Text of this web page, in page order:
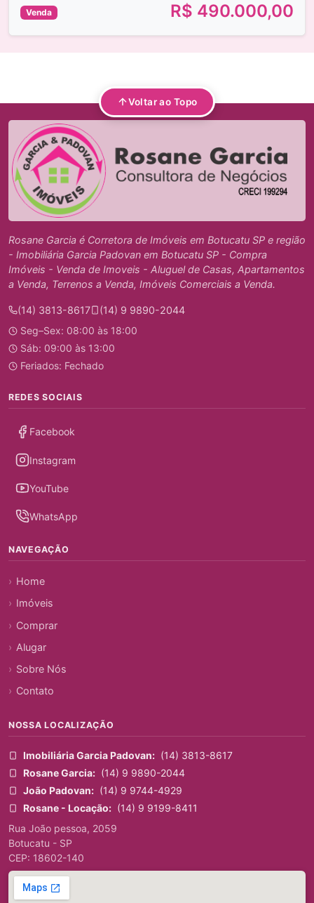
Venda R$ 490.000,00
Voltar ao Topo
Rosane Garcia é Corretora de Imóveis em Botucatu SP e região
- Imobiliária Garcia Padovan em Botucatu SP - Compra
Imóveis - Venda de Imoveis - Aluguel de Casas, Apartamentos
a Venda, Terrenos a Venda, Imóveis Comerciais a Venda.
(14) 3813-8617
(14) 9 9890-2044
Seg–Sex: 08:00 às 18:00
Sáb: 09:00 às 13:00
Feriados: Fechado
REDES SOCIAIS
Facebook
Instagram
YouTube
WhatsApp
NAVEGAÇÃO
Home
Imóveis
Comprar
Alugar
Sobre Nós
Contato
NOSSA LOCALIZAÇÃO
Imobiliária Garcia Padovan: (14) 3813-8617
Rosane Garcia: (14) 9 9890-2044
João Padovan: (14) 9 9744-4929
Rosane - Locação: (14) 9 9199-8411
Rua João pessoa, 2059
Botucatu - SP
CEP: 18602-140